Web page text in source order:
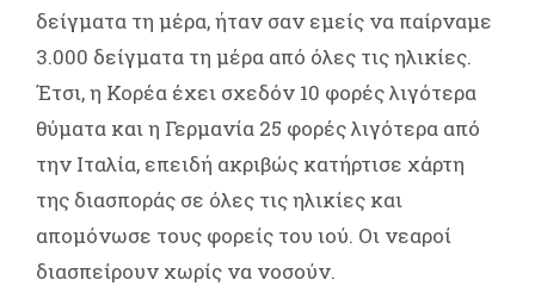
δείγματα τη μέρα, ήταν σαν εμείς να παίρναμε
3.000 δείγματα τη μέρα από όλες τις ηλικίες.
Έτσι, η Κορέα έχει σχεδόν 10 φορές λιγότερα
θύματα και η Γερμανία 25 φορές λιγότερα από
την Ιταλία, επειδή ακριβώς κατήρτισε χάρτη
της διασποράς σε όλες τις ηλικίες και
απομόνωσε τους φορείς του ιού. Οι νεαροί
διασπείρουν χωρίς να νοσούν.